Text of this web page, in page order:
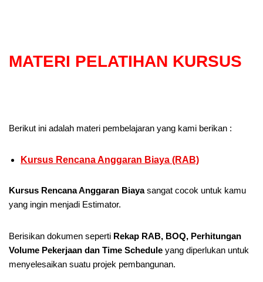
MATERI PELATIHAN KURSUS
Berikut ini adalah materi pembelajaran yang kami berikan :
Kursus Rencana Anggaran Biaya (RAB)
Kursus Rencana Anggaran Biayasangat cocok untuk kamu
yang ingin menjadi Estimator.
Berisikan dokumen seperti Rekap RAB, BOQ, Perhitungan
Volume Pekerjaan dan Time Schedule yang diperlukan untuk
menyelesaikan suatu projek pembangunan.